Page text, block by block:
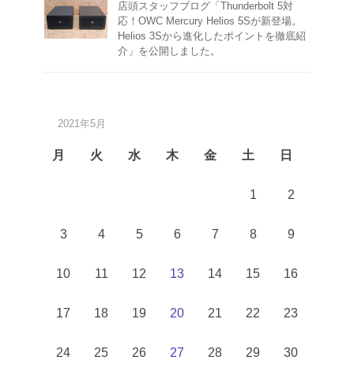
店頭スタッフブログ「Thunderbolt 5対
応！OWC Mercury Helios 5Sが新登場。
Helios 3Sから進化したポイントを徹底紹
介」を公開しました。
2021年5月
月 火 水 木 金 土 日
1 2
3 4 5 6 7 8 9
10 11 12 13 14 15 16
17 18 19 20 21 22 23
24 25 26 27 28 29 30